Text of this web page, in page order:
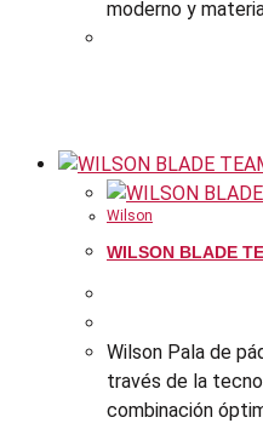
moderno y
Wilson
WILSON BLADE
Wilson Pala de
través de la
combinación